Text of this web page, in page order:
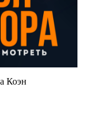
Коэн